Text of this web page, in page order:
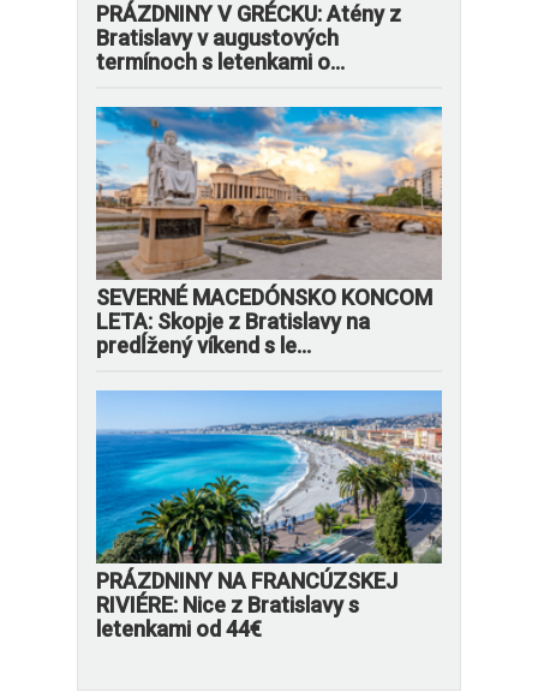
PRÁZDNINY V GRÉCKU: Atény z
Bratislavy v augustových
termínoch s letenkami o...
SEVERNÉ MACEDÓNSKO KONCOM
LETA: Skopje z Bratislavy na
predĺžený víkend s le...
PRÁZDNINY NA FRANCÚZSKEJ
RIVIÉRE: Nice z Bratislavy s
letenkami od 44€